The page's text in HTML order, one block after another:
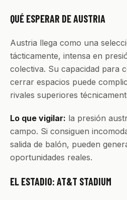
QUÉ ESPERAR DE AUSTRIA
Austria llega como una
tácticamente, intensa en
colectiva. Su capacidad para
cerrar espacios puede
rivales superiores
Lo que vigilar: la presión
campo. Si consiguen
salida de balón, pueden
oportunidades reales.
EL ESTADIO: AT&T STADIUM